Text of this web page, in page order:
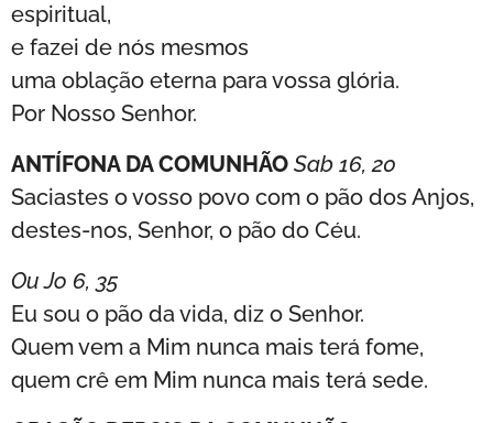
espiritual,
e fazei de nós mesmos
uma oblação eterna para vossa glória.
Por Nosso Senhor.
ANTÍFONA DA COMUNHÃO Sab 16, 20
Saciastes o vosso povo com o pão dos Anjos,
destes-nos, Senhor, o pão do Céu.
Ou Jo 6, 35
Eu sou o pão da vida, diz o Senhor.
Quem vem a Mim nunca mais terá fome,
quem crê em Mim nunca mais terá sede.